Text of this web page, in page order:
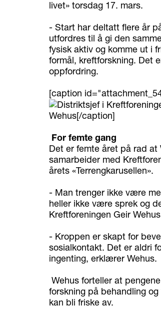
livet» torsdag 17. mars.
- Start har deltatt flere år
utfordres til å gi den
fysisk aktiv og komme ut i
formål, kreftforskning. Det
oppfordring.
[caption
Wehus[/caption]
For femte gang
Det er femte året på rad at
samarbeider med
årets «Terrengkarusellen».
- Man trenger ikke være
heller ikke være sprek og
Kreftforeningen Geir
- Kroppen er skapt for
sosialkontakt. Det er aldri
ingenting, erklærer Wehus.
Wehus forteller at
forskning på behandling
kan bli friske av.